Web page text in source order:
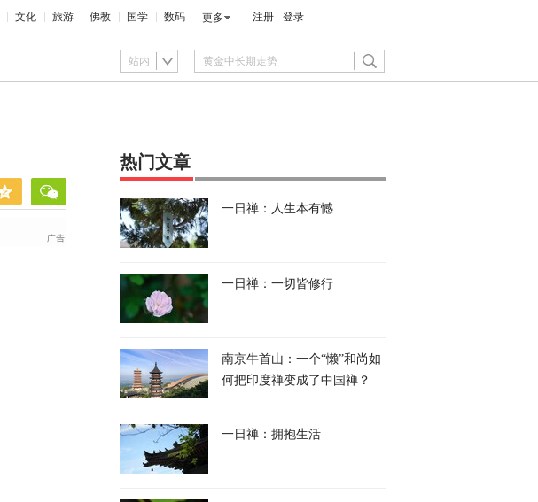
文化 旅游 佛教 国学 数码 更多 注册 登录
站内
何亮亮：救越南船员显示
中国在南海执法能力
热门文章
一日禅：人生本有憾
一日禅：一切皆修行
南京牛首山：一个“懒”和尚如
何把印度禅变成了中国禅？
一日禅：拥抱生活